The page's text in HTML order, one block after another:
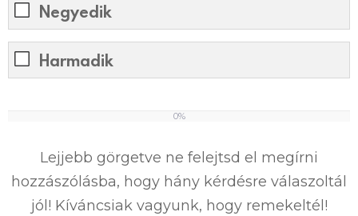
Negyedik
Harmadik
0%
Lejjebb görgetve ne felejtsd el megírni
hozzászólásba, hogy hány kérdésre válaszoltál
jól! Kíváncsiak vagyunk, hogy remekeltél!